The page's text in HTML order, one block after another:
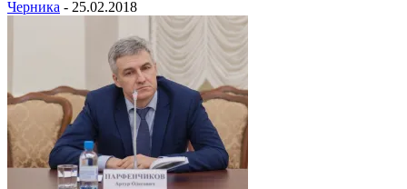
Черника - 25.02.2018